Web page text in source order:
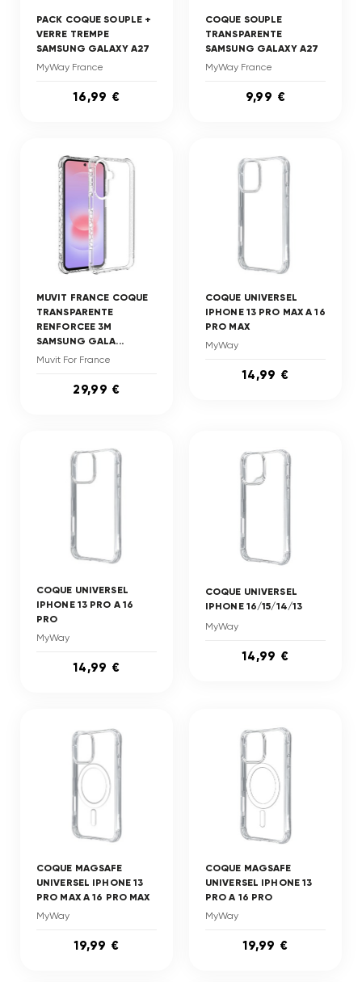
PACK COQUE SOUPLE +
VERRE TREMPE
SAMSUNG GALAXY A27
MyWay France
16,99 €
COQUE SOUPLE
TRANSPARENTE
SAMSUNG GALAXY A27
MyWay France
9,99 €
MUVIT FRANCE COQUE
TRANSPARENTE
RENFORCEE 3M
SAMSUNG GALA...
Muvit For France
29,99 €
COQUE UNIVERSEL
IPHONE 13 PRO MAX A 16
PRO MAX
MyWay
14,99 €
COQUE UNIVERSEL
IPHONE 13 PRO A 16
PRO
MyWay
14,99 €
COQUE UNIVERSEL
IPHONE 16/15/14/13
MyWay
14,99 €
COQUE MAGSAFE
UNIVERSEL IPHONE 13
PRO MAX A 16 PRO MAX
MyWay
19,99 €
COQUE MAGSAFE
UNIVERSEL IPHONE 13
PRO A 16 PRO
MyWay
19,99 €